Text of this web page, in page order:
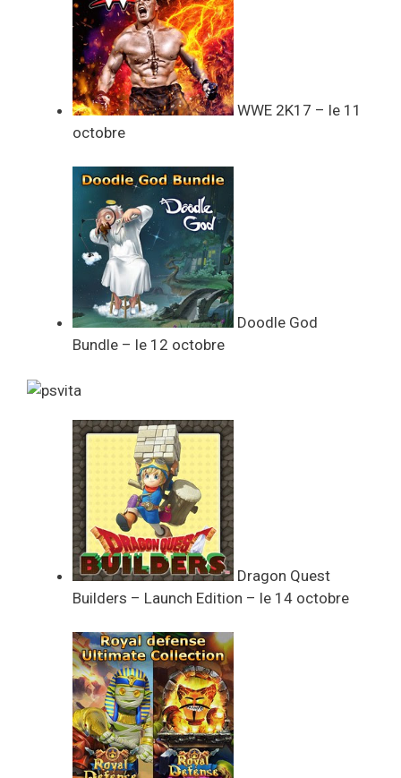
WWE 2K17 – le 11
octobre
Doodle God
Bundle – le 12 octobre
Dragon Quest
Builders – Launch Edition – le 14 octobre